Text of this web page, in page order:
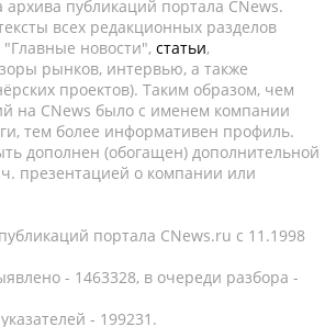
архива публикаций портала CNews.
всех редакционных разделов
новости", статьи,
рынков, интервью, а также
проектов). Таким образом, чем
на CNews было с именем компании
тем более информативен профиль.
дополнен (обогащен) дополнительной
презентацией о компании или
портала CNews.ru c 11.1998
- 1463328, в очереди разбора -
- 199231.